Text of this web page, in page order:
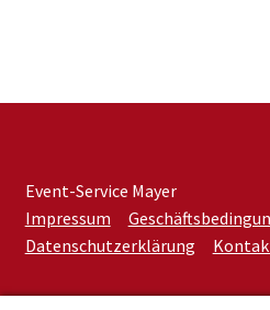
Event-Service Mayer
Impressum
Datenschutzerklärung